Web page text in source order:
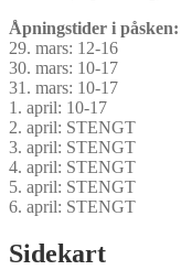
Åpningstider i påsken:
29. mars: 12-16
30. mars: 10-17
31. mars: 10-17
1. april: 10-17
2. april: STENGT
3. april: STENGT
4. april: STENGT
5. april: STENGT
6. april: STENGT
Sidekart